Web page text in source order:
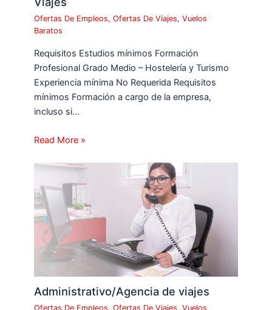
Ofertas De Empleos,Ofertas De Viajes,Vuelos
Baratos
Requisitos Estudios mínimos Formación
Profesional Grado Medio – Hostelería y Turismo
Experiencia mínima No Requerida Requisitos
mínimos Formación a cargo de la empresa,
incluso si…
Read More »
Administrativo/Agencia de viajes
Ofertas De Empleos,Ofertas De Viajes,Vuelos